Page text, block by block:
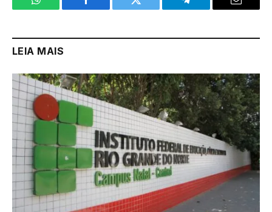
WhatsApp Facebook Twitter Telegram Email
LEIA MAIS